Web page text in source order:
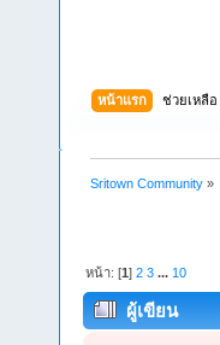
หน้าแรก ช่วยเหลือ
Sritown Community »
หน้า: [1]2 3 ... 10
ผู้เขียน